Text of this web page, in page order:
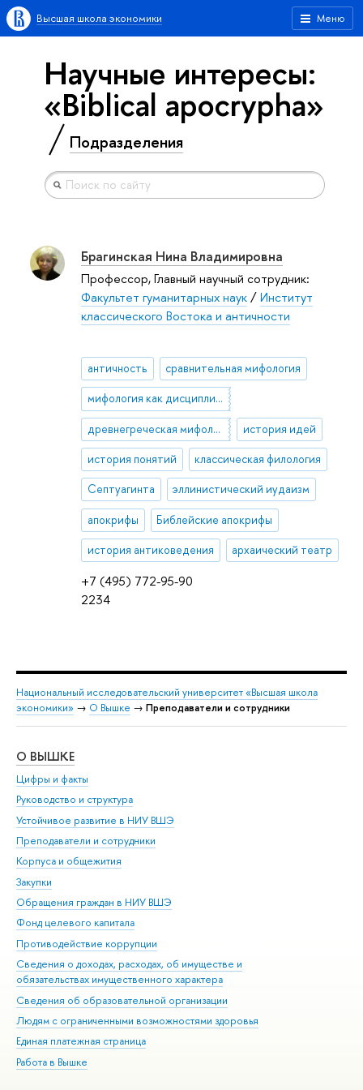
Меню
Высшая школа экономики
Научные интересы:
«Biblical apocrypha»
Подразделения
+7 (495) 772-95-90
2234
Брагинская Нина Владимировна
Профессор, Главный научный сотрудник:
Факультет гуманитарных наук/Институт
классического Востока и античности
античность сравнительная мифология
мифология как дисциплина
древнегреческая мифология история идей
история понятий классическая филология
Септуагинта эллинистический иудаизм
апокрифы Библейские апокрифы
история антиковедения архаический театр
Национальный исследовательский университет «Высшая школа
экономики» → О Вышке → Преподаватели и сотрудники
О ВЫШКЕ
Цифры и факты
Руководство и структура
Устойчивое развитие в НИУ ВШЭ
Преподаватели и сотрудники
Корпуса и общежития
Закупки
Обращения граждан в НИУ ВШЭ
Фонд целевого капитала
Противодействие коррупции
Сведения о доходах, расходах, об имуществе и
обязательствах имущественного характера
Сведения об образовательной организации
Людям с ограниченными возможностями здоровья
Единая платежная страница
Работа в Вышке